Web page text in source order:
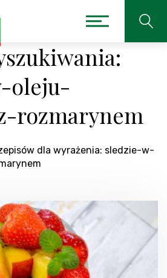
oleju-
rozmarynem
dla wyrażenia: sledzie-w-